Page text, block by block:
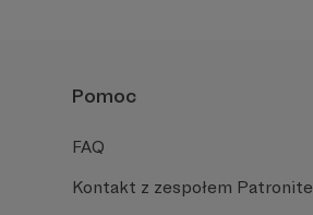
Pomoc
FAQ
Kontakt z zespołem Patronite